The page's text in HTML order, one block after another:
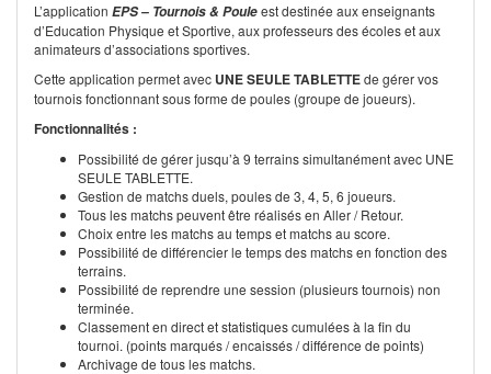
L’application EPS – Tournois & Pouleest destinée aux enseignants
d’Education Physique et Sportive, aux professeurs des écoles et aux
animateurs d’associations sportives.
Cette application permet avec UNE SEULE TABLETTEde gérer vos
tournois fonctionnant sous forme de poules (groupe de joueurs).
Fonctionnalités :
Possibilité de gérer jusqu’à 9 terrains simultanément avec UNE
SEULE TABLETTE.
Gestion de matchs duels, poules de 3, 4, 5, 6 joueurs.
Tous les matchs peuvent être réalisés en Aller / Retour.
Choix entre les matchs au temps et matchs au score.
Possibilité de différencier le temps des matchs en fonction des
terrains.
Possibilité de reprendre une session (plusieurs tournois) non
terminée.
Classement en direct et statistiques cumulées à la fin du
tournoi. (points marqués / encaissés / différence de points)
Archivage de tous les matchs.